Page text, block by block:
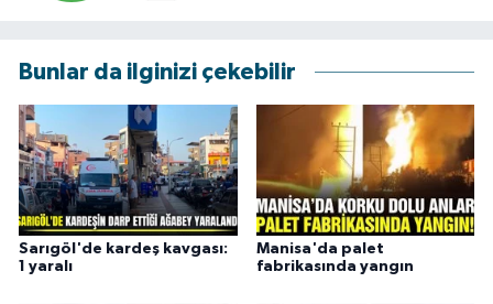
Bunlar da ilginizi çekebilir
Sarıgöl'de kardeş kavgası:
1 yaralı
Manisa'da palet
fabrikasında yangın